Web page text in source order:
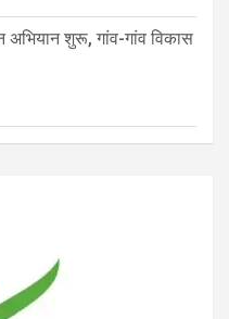
अभियान शुरू, गांव-गांव विकास